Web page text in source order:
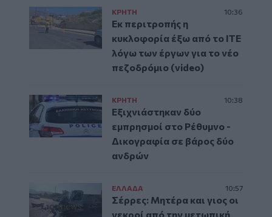
ΚΡΗΤΗ 10:36
Εκ περιτροπής η
κυκλοφορία έξω από το ΙΤΕ
λόγω των έργων για το νέο
πεζοδρόμιο (video)
ΚΡΗΤΗ 10:38
Εξιχνιάστηκαν δύο
εμπρησμοί στο Ρέθυμνο -
Δικογραφία σε βάρος δύο
ανδρών
ΕΛΛAΔΑ 10:57
Σέρρες: Μητέρα και γιος οι
νεκροί από την μετωπική